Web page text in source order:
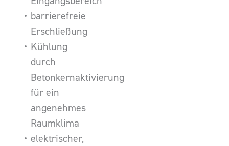
barrierefreie
Erschließung
Kühlung
durch
Betonkernaktivierung
für ein
angenehmes
Raumklima
elektrischer,